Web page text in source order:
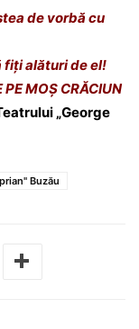
de vorbă cu
fiți alături de el!
PE MOȘ CRĂCIUN
„George
Buzău